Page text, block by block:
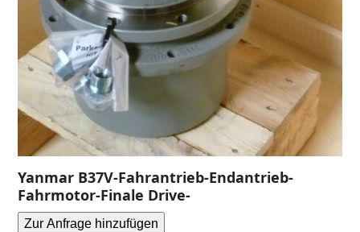
Yanmar B37V-Fahrantrieb-Endantrieb-
Fahrmotor-Finale Drive-
Zur Anfrage hinzufügen